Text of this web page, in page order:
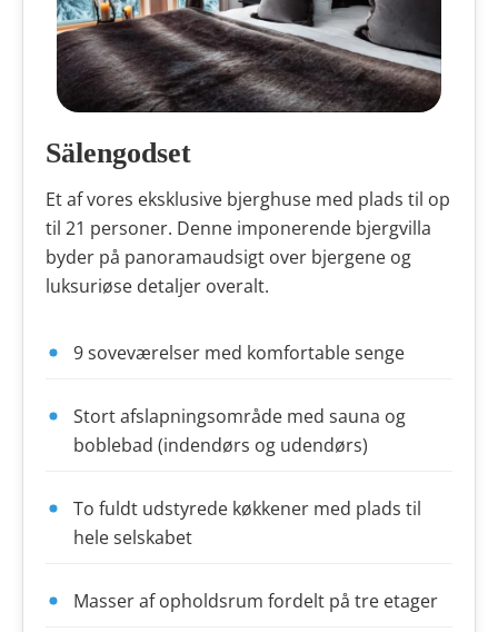
Sälengodset
Et af vores eksklusive bjerghuse med plads til op
til 21 personer. Denne imponerende bjergvilla
byder på panoramaudsigt over bjergene og
luksuriøse detaljer overalt.
9 soveværelser med komfortable senge
Stort afslapningsområde med sauna og
boblebad (indendørs og udendørs)
To fuldt udstyrede køkkener med plads til
hele selskabet
Masser af opholdsrum fordelt på tre etager